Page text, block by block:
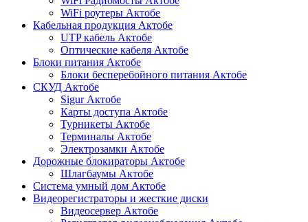
WiFi роутеры Актобе
Кабельная продукция Актобе
UTP кабель Актобе
Оптические кабеля Актобе
Блоки питания Актобе
Блоки бесперебойного питания Актобе
СКУД Актобе
Sigur Актобе
Карты доступа Актобе
Турникеты Актобе
Терминалы Актобе
Электрозамки Актобе
Дорожные блокираторы Актобе
Шлагбаумы Актобе
Система умный дом Актобе
Видеорегистраторы и жесткие диски
Видеосервер Актобе